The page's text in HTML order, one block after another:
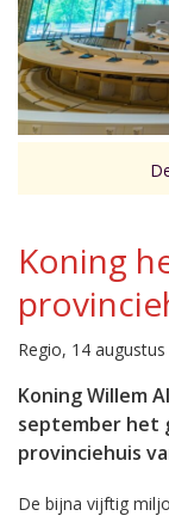
Inklappen
Koning
Regio, 14
Koning Willem
september het
provinciehuis
De bijna vijftig